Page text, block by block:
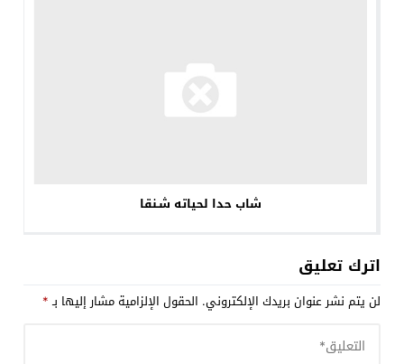
شاب حدا لحياته شـنقا
اترك تعليق
لن يتم نشر عنوان بريدك الإلكتروني. الحقول الإلزامية مشار إليها بـ*